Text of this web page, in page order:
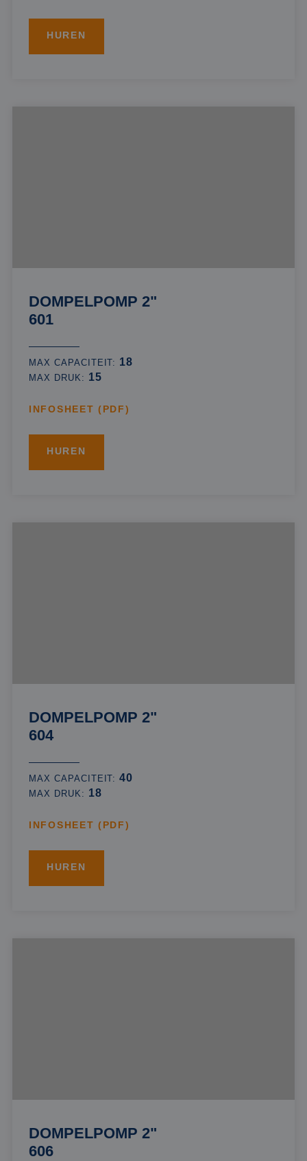
HUREN
DOMPELPOMP 2"
601
MAX CAPACITEIT: 18
MAX DRUK: 15
INFOSHEET (PDF)
HUREN
DOMPELPOMP 2"
604
MAX CAPACITEIT:40
MAX DRUK: 18
INFOSHEET (PDF)
HUREN
DOMPELPOMP 2"
606